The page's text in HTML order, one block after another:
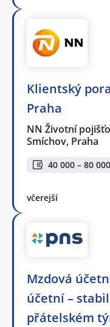
Klientský
Praha
NN Životní
Smíchov, Praha
40 000 – 80
včerejší
Mzdová
účetní –
přátelském